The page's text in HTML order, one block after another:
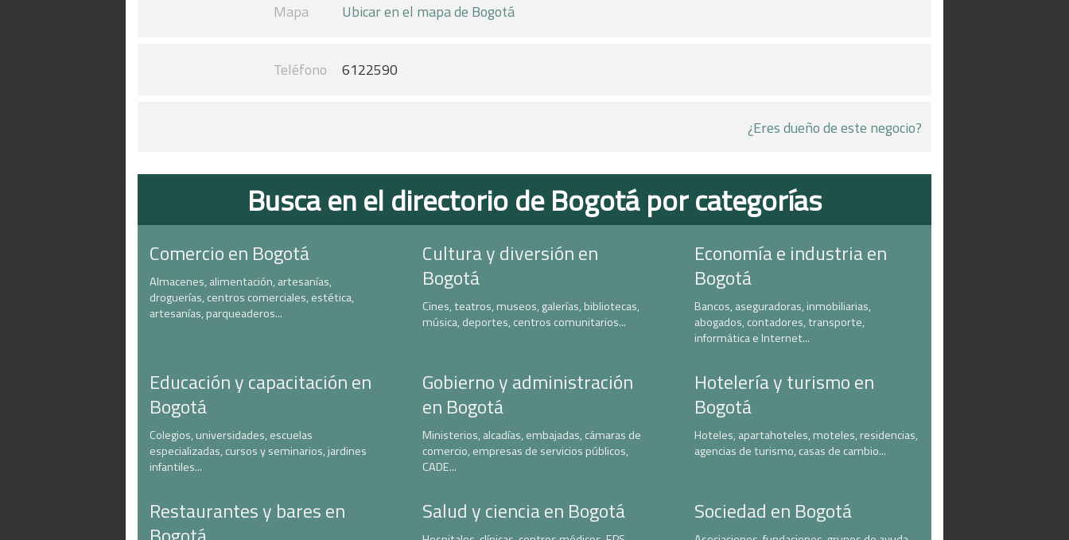
Mapa
Ubicar en el mapa de Bogotá
Teléfono 6122590
¿Eres dueño de este negocio?
Busca en el directorio de Bogotá por categorías
Comercio en Bogotá
Almacenes, alimentación, artesanías,
droguerías, centros comerciales, estética,
artesanías, parqueaderos...
Cultura y diversión en
Bogotá
Cines, teatros, museos, galerías, bibliotecas,
música, deportes, centros comunitarios...
Economía e industria en
Bogotá
Bancos, aseguradoras, inmobiliarias,
abogados, contadores, transporte,
informática e Internet...
Educación y capacitación en
Bogotá
Colegios, universidades, escuelas
especializadas, cursos y seminarios, jardines
infantiles...
Gobierno y administración
en Bogotá
Ministerios, alcadías, embajadas, cámaras de
comercio, empresas de servicios públicos,
CADE...
Hotelería y turismo en
Bogotá
Hoteles, apartahoteles, moteles, residencias,
agencias de turismo, casas de cambio...
Restaurantes y bares en
Salud y ciencia en Bogotá Sociedad en Bogotá